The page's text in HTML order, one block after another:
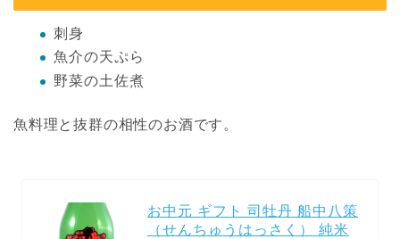
刺身
魚介の天ぷら
野菜の土佐煮
魚料理と抜群の相性のお酒です。
お中元 ギフト 司牡丹 船中八策
（せんちゅうはっさく） 純米